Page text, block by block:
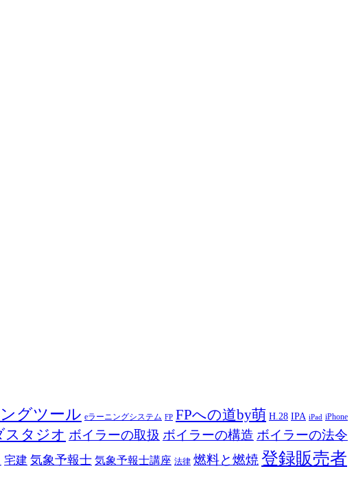
グツール eラーニングシステム FP FPへの道by萌 H.28 IPA iPad iPhone
スタジオ ボイラーの取扱 ボイラーの構造 ボイラーの法令
宅建 気象予報士 気象予報士講座 法律 燃料と燃焼 登録販売者